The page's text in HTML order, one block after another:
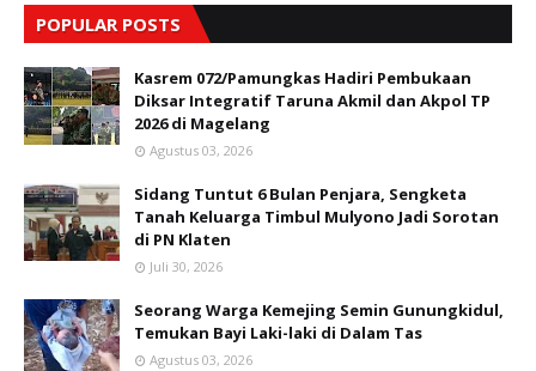
POPULAR POSTS
Kasrem 072/Pamungkas Hadiri Pembukaan
Diksar Integratif Taruna Akmil dan Akpol TP
2026 di Magelang
Agustus 03, 2026
Sidang Tuntut 6 Bulan Penjara, Sengketa
Tanah Keluarga Timbul Mulyono Jadi Sorotan
di PN Klaten
Juli 30, 2026
Seorang Warga Kemejing Semin Gunungkidul,
Temukan Bayi Laki-laki di Dalam Tas
Agustus 03, 2026